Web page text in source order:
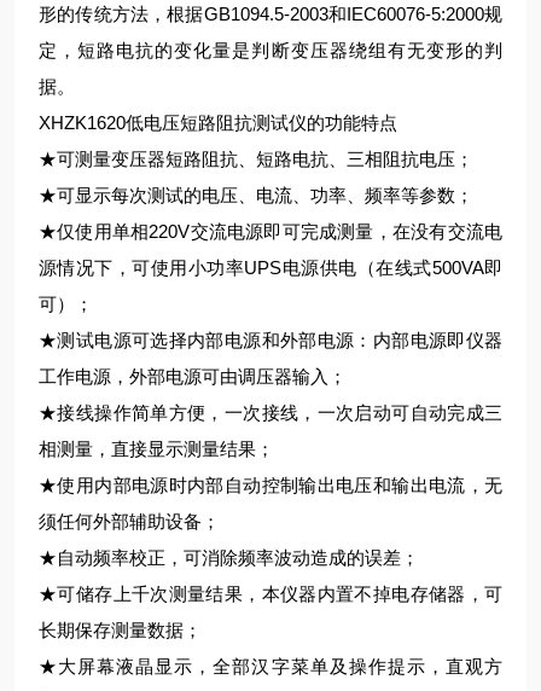
形的传统方法，根据GB1094.5-2003和IEC60076-5:2000规
定，短路电抗的变化量是判断变压器绕组有无变形的判
据。
XHZK1620低电压短路阻抗测试仪的功能特点
★可测量变压器短路阻抗、短路电抗、三相阻抗电压；
★可显示每次测试的电压、电流、功率、频率等参数；
★仅使用单相220V交流电源即可完成测量，在没有交流电
源情况下，可使用小功率UPS电源供电（在线式500VA即
可）；
★测试电源可选择内部电源和外部电源：内部电源即仪器
工作电源，外部电源可由调压器输入；
★接线操作简单方便，一次接线，一次启动可自动完成三
相测量，直接显示测量结果；
★使用内部电源时内部自动控制输出电压和输出电流，无
须任何外部辅助设备；
★自动频率校正，可消除频率波动造成的误差；
★可储存上千次测量结果，本仪器内置不掉电存储器，可
长期保存测量数据；
★大屏幕液晶显示，全部汉字菜单及操作提示，直观方